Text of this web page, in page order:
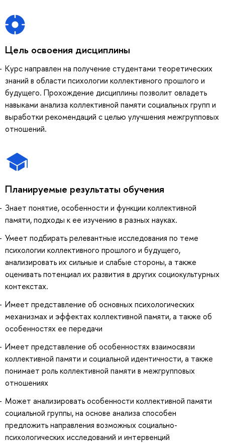
Цель освоения дисциплины
Курс направлен на получение студентами теоретических
знаний в области психологии коллективного прошлого и
будущего. Прохождение дисциплины позволит овладеть
навыками анализа коллективной памяти социальных групп и
выработки рекомендаций с целью улучшения межгрупповых
отношений.
Планируемые результаты обучения
Знает понятие, особенности и функции коллективной
памяти, подходы к ее изучению в разных науках.
Умеет подбирать релевантные исследования по теме
психологии коллективного прошлого и будущего,
анализировать их сильные и слабые стороны, а также
оценивать потенциал их развития в других социокультурных
контекстах.
Имеет представление об основных психологических
механизмах и эффектах коллективной памяти, а также об
особенностях ее передачи
Имеет представление об особенностях взаимосвязи
коллективной памяти и социальной идентичности, а также
понимает роль коллективной памяти в межгрупповых
отношениях
Может анализировать особенности коллективной памяти
социальной группы, на основе анализа способен
предложить направления возможных социально-
психологических исследований и интервенций